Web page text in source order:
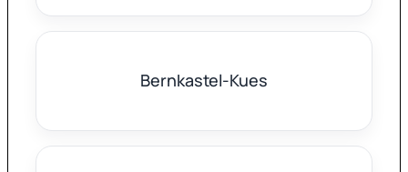
Bernkastel-Kues